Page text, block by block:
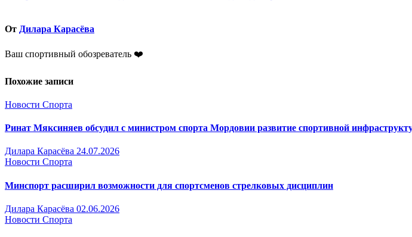
От Дилара Карасёва
Ваш спортивный обозреватель ❤️
Похожие записи
Новости Спорта
Ринат Мяксиняев обсудил с министром спорта Мордовии развитие спортивной
Дилара Карасёва 24.07.2026
Новости Спорта
Минспорт расширил возможности для спортсменов стрелковых дисциплин
Дилара Карасёва 02.06.2026
Новости Спорта